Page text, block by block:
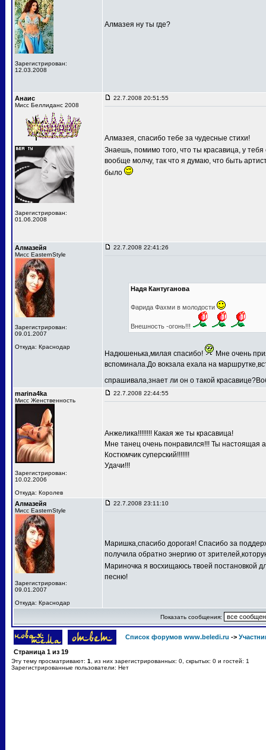
Зарегистрирован:
12.03.2008
Алмазея ну ты где?
Анаис
Мисс Беллиданс 2008
Зарегистрирован:
01.06.2008
22.7.2008 20:51:55
Алмазея, спасибо тебе за чудесные стихи!
Знаешь, помимо того, что ты красавица, у
вообще молчу, так что я думаю, что быть
было
Алмазейя
Мисс EasternStyle
Зарегистрирован:
09.01.2007
Откуда: Краснодар
22.7.2008 22:41:26
Надя Кантуганова
Фарида Фахми в молодости
Внешность -огонь!!!
Надюшенька,милая спасибо!
Мне очень
вспоминала.До вокзала ехала на
спрашивала,знает ли он о такой
marina4ka
Мисс Женственность
Зарегистрирован:
10.02.2006
Откуда: Королев
22.7.2008 22:44:55
Анжелика!!!!!!!! Какая же ты красавица!
Мне танец очень понравился!!! Ты настоящая
Костюмчик суперский!!!!!!!
Удачи!!!
Алмазейя
Мисс EasternStyle
Зарегистрирован:
09.01.2007
Откуда: Краснодар
22.7.2008 23:11:10
Маришка,спасибо дорогая! Спасибо за
получила обратно энергию от
Мариночка я восхищаюсь твоей постановкой
песню!
Показать сообщения:
Список форумов www.beledi.ru ->
Страница 1 из 19
Эту тему просматривают: 1
, из них зарегистрированных: 0, скрытых: 0 и гостей: 1
Зарегистрированные пользователи: Нет